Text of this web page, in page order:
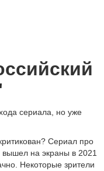
сериала, но уже
Сериал про
вышел на экраны в 2021
Некоторые зрители